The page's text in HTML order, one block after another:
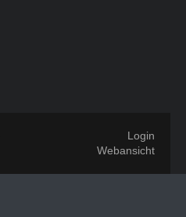
Login
Webansicht